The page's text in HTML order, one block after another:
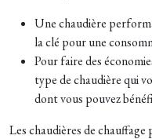
Une chaudière
la clé pour une
Pour faire des
type de chaudière qui
dont vous pouvez
Les chaudières de